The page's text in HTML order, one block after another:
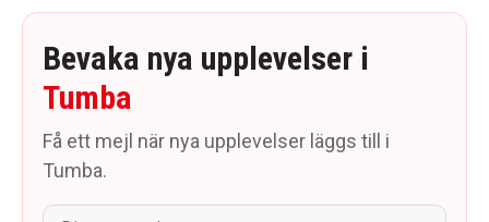
Bevaka nya upplevelser i
Tumba
Få ett mejl när nya upplevelser läggs till i
Tumba.